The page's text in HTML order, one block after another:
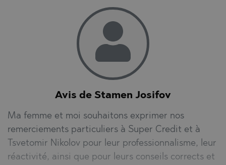
Avis de Stamen Josifov
Ma femme et moi souhaitons exprimer nos
remerciements particuliers à Super Credit et à
Tsvetomir Nikolov pour leur professionnalisme, leur
réactivité, ainsi que pour leurs conseils corrects et